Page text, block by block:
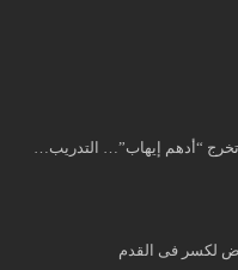
تخرج “أدهم إيهاب”… التدريب…
لكسر فى القدم